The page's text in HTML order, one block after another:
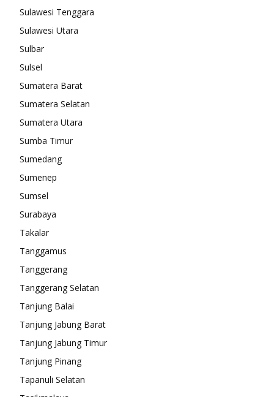
Sulawesi Tenggara
Sulawesi Utara
Sulbar
Sulsel
Sumatera Barat
Sumatera Selatan
Sumatera Utara
Sumba Timur
Sumedang
Sumenep
Sumsel
Surabaya
Takalar
Tanggamus
Tanggerang
Tanggerang Selatan
Tanjung Balai
Tanjung Jabung Barat
Tanjung Jabung Timur
Tanjung Pinang
Tapanuli Selatan